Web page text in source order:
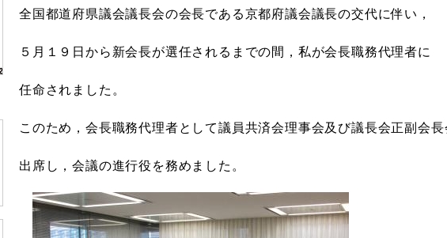
全国都道府県議会議長会の会長である京都府議会議長の交代に伴い，
５月１９日から新会長が選任されるまでの間，私が会長職務代理者に
任命されました。
このため，会長職務代理者として議員共済会理事会及び議長会正副会
出席し，会議の進行役を務めました。